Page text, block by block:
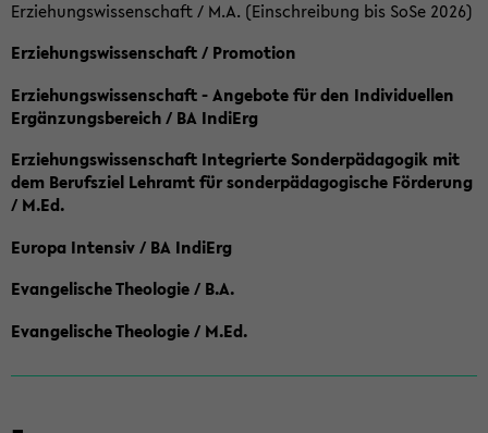
Erziehungswissenschaft / M.A. (Einschreibung bis SoSe 2026)
Erziehungswissenschaft / Promotion
Erziehungswissenschaft - Angebote für den Individuellen
Ergänzungsbereich / BA IndiErg
Erziehungswissenschaft Integrierte Sonderpädagogik mit
dem Berufsziel Lehramt für sonderpädagogische Förderung
/ M.Ed.
Europa Intensiv / BA IndiErg
Evangelische Theologie / B.A.
Evangelische Theologie / M.Ed.